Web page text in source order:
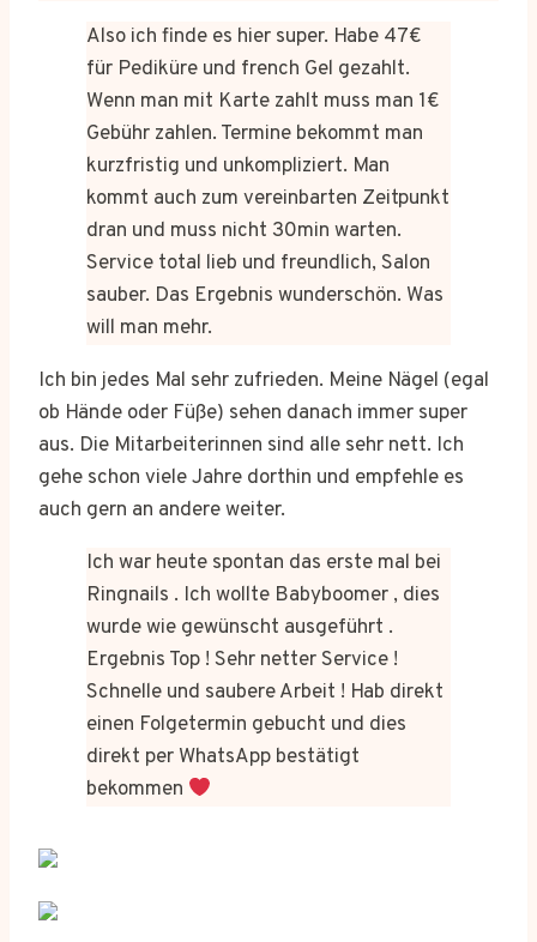
Also ich finde es hier super. Habe 47€
für Pediküre und french Gel gezahlt.
Wenn man mit Karte zahlt muss man 1€
Gebühr zahlen. Termine bekommt man
kurzfristig und unkompliziert. Man
kommt auch zum vereinbarten Zeitpunkt
dran und muss nicht 30min warten.
Service total lieb und freundlich, Salon
sauber. Das Ergebnis wunderschön. Was
will man mehr.
Ich bin jedes Mal sehr zufrieden. Meine Nägel (egal
ob Hände oder Füße) sehen danach immer super
aus. Die Mitarbeiterinnen sind alle sehr nett. Ich
gehe schon viele Jahre dorthin und empfehle es
auch gern an andere weiter.
Ich war heute spontan das erste mal bei
Ringnails . Ich wollte Babyboomer , dies
wurde wie gewünscht ausgeführt .
Ergebnis Top ! Sehr netter Service !
Schnelle und saubere Arbeit ! Hab direkt
einen Folgetermin gebucht und dies
direkt per WhatsApp bestätigt
bekommen